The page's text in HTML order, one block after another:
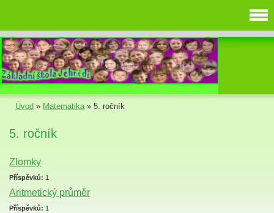
Úvod » Matematika» 5. ročník
5. ročník
Zlomky
Příspěvků: 1
Aritmetický průměr
Příspěvků: 1